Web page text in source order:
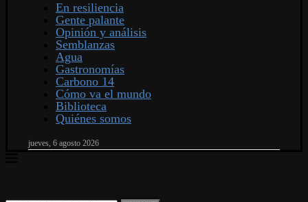
En resiliencia
Gente palante
Opinión y análisis
Semblanzas
Agua
Gastronomías
Carbono 14
Cómo va el mundo
Biblioteca
Quiénes somos
jueves, 6 agosto 2026